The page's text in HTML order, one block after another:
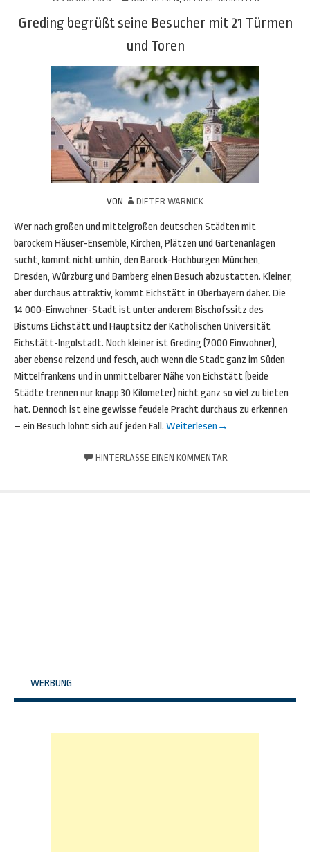
Greding begrüßt seine Besucher mit 21 Türmen
und Toren
VON DIETER WARNICK
Wer nach großen und mittelgroßen deutschen Städten mit
barockem Häuser-Ensemble, Kirchen, Plätzen und Gartenanlagen
sucht, kommt nicht umhin, den Barock-Hochburgen München,
Dresden, Würzburg und Bamberg einen Besuch abzustatten. Kleiner,
aber durchaus attraktiv, kommt Eichstätt in Oberbayern daher. Die
14 000-Einwohner-Stadt ist unter anderem Bischofssitz des
Bistums Eichstätt und Hauptsitz der Katholischen Universität
Eichstätt-Ingolstadt. Noch kleiner ist Greding (7000 Einwohner),
aber ebenso reizend und fesch, auch wenn die Stadt ganz im Süden
Mittelfrankens und in unmittelbarer Nähe von Eichstätt (beide
Städte trennen nur knapp 30 Kilometer) nicht ganz so viel zu bieten
hat. Dennoch ist eine gewisse feudele Pracht durchaus zu erkennen
– ein Besuch lohnt sich auf jeden Fall. Weiterlesen →
HINTERLASSE EINEN KOMMENTAR
WERBUNG